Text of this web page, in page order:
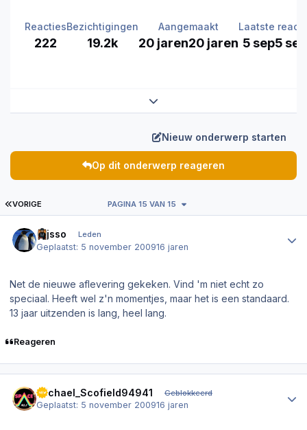
Reacties
222
Bezichtigingen
19.2k
Aangemaakt
20 jaren20 jaren
Laatste
5 sep5 sep
Expand topic overview
Nieuw onderwerp starten
Op dit onderwerp reageren
EERSTE PAGINA
VORIGE PAGINA 15 VAN 15
Gijsso Leden
Geplaatst: 5 november 200916 jaren
Net de nieuwe aflevering gekeken. Vind 'm niet echt zo
speciaal. Heeft wel z'n momentjes, maar het is een standaard.
13 jaar uitzenden is lang, heel lang.
Reageren
Michael_Scofield94941 Geblokkeerd
Geplaatst: 5 november 200916 jaren